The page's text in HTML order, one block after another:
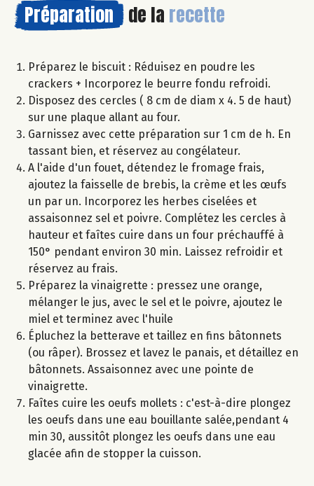
Préparation de la recette
Préparez le biscuit : Réduisez en poudre les
crackers + Incorporez le beurre fondu refroidi.
Disposez des cercles ( 8 cm de diam x 4. 5 de haut)
sur une plaque allant au four.
Garnissez avec cette préparation sur 1 cm de h. En
tassant bien, et réservez au congélateur.
A l'aide d'un fouet, détendez le fromage frais,
ajoutez la faisselle de brebis, la crème et les œufs
un par un. Incorporez les herbes ciselées et
assaisonnez sel et poivre. Complétez les cercles à
hauteur et faîtes cuire dans un four préchauffé à
150° pendant environ 30 min. Laissez refroidir et
réservez au frais.
Préparez la vinaigrette : pressez une orange,
mélanger le jus, avec le sel et le poivre, ajoutez le
miel et terminez avec l'huile
Épluchez la betterave et taillez en fins bâtonnets
(ou râper). Brossez et lavez le panais, et détaillez en
bâtonnets. Assaisonnez avec une pointe de
vinaigrette.
Faîtes cuire les oeufs mollets : c'est-à-dire plongez
les oeufs dans une eau bouillante salée,pendant 4
min 30, aussitôt plongez les oeufs dans une eau
glacée afin de stopper la cuisson.